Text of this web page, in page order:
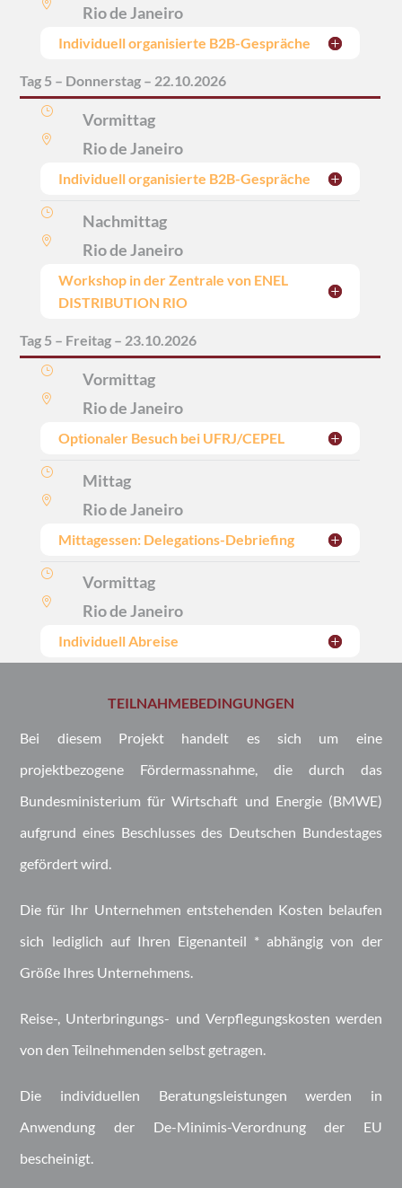
 Rio de Janeiro
Individuell organisierte B2B-Gespräche
Tag 5 – Donnerstag – 22.10.2026
} Vormittag
 Rio de Janeiro
Individuell organisierte B2B-Gespräche
} Nachmittag
 Rio de Janeiro
Workshop in der Zentrale von ENEL
DISTRIBUTION RIO
Tag 5 – Freitag – 23.10.2026
} Vormittag
 Rio de Janeiro
Optionaler Besuch bei UFRJ/CEPEL
} Mittag
 Rio de Janeiro
Mittagessen: Delegations-Debriefing
} Vormittag
 Rio de Janeiro
Individuell Abreise
TEILNAHMEBEDINGUNGEN
Bei diesem Projekt handelt es sich um eine
projektbezogene Fördermassnahme, die durch das
Bundesministerium für Wirtschaft und Energie(BMWE)
aufgrund eines Beschlusses des Deutschen Bundestages
gefördert wird.
Die für Ihr Unternehmen entstehenden Kosten belaufen
sich lediglich auf Ihren Eigenanteil * abhängig von der
Größe Ihres Unternehmens.
Reise-, Unterbringungs- und Verpflegungskosten werden
von den Teilnehmenden selbst getragen.
Die individuellen Beratungsleistungen werden in
Anwendung der De-Minimis-Verordnung der EU
bescheinigt.